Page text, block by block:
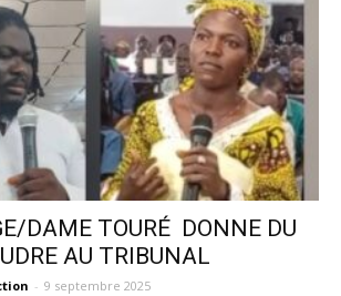
DAME TOURÉ DONNE DU
AU TRIBUNAL
- 9 septembre 2025